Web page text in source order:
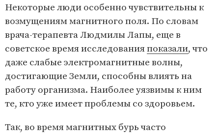
Некоторые люди особенно чувствительны к
возмущениям магнитного поля. По словам
врача-терапевта Людмилы Лапы, еще в
советское время исследованияпоказали, что
даже слабые электромагнитные волны,
достигающие Земли, способны влиять на
работу организма. Наиболее уязвимы к ним
те, кто уже имеет проблемы со здоровьем.
Так, во время магнитных бурь часто